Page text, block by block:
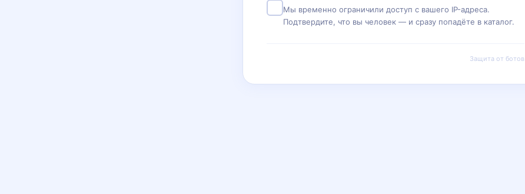
Мы временно ограничили доступ с вашего IP-адреса.
Подтвердите, что вы человек — и сразу попадёте в каталог.
Защита от ботов